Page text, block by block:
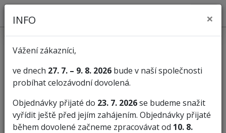
KATEGORIE
Rašple Rašple strojní sek
INFO ×
Vážení zákazníci,
ve dnech 27. 7. – 9. 8. 2026 bude v naší společnosti
probíhat celozávodní dovolená.
Objednávky přijaté do 23. 7. 2026se budeme snažit
vyřídit ještě před jejím zahájením. Objednávky přijaté
během dovolené začneme zpracovávat od 10. 8.